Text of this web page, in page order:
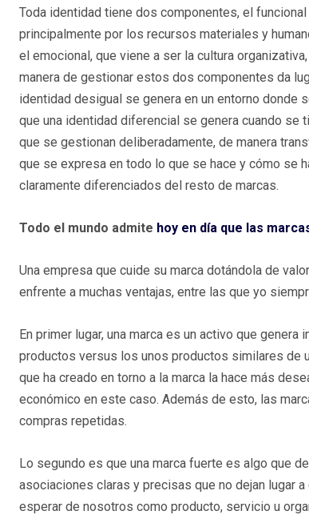
Toda identidad tiene dos componentes, el
principalmente por los recursos materiales y
el emocional, que viene a ser la cultura
manera de gestionar estos dos componentes da
identidad desigual se genera en un entorno
que una identidad diferencial se genera cuando
que se gestionan deliberadamente, de manera
que se expresa en todo lo que se hace y cómo se
claramente diferenciados del resto de marcas.
Todo el mundo admite hoy en día que las
Una empresa que cuide su marca dotándola de
enfrente a muchas ventajas, entre las que yo
En primer lugar, una marca es un activo que
productos versus los unos productos similares de
que ha creado en torno a la marca la hace más
económico en este caso. Además de esto, las
compras repetidas.
Lo segundo es que una marca fuerte es algo que
asociaciones claras y precisas que no dejan lugar
esperar de nosotros como producto, servicio u